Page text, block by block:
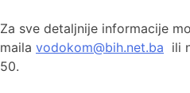
Za sve detaljnije informacije
maila vodokom@bih.net.ba ili
50.